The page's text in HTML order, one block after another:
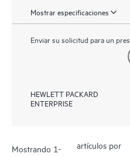
Mostrar especificaciones
Enviar su solicitud para un
HEWLETT PACKARD
ENTERPRISE
Mostrando 1-
artículos por